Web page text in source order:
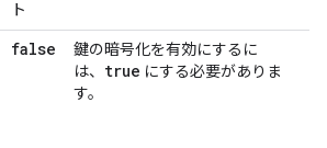
ト
false
鍵の暗号化を有効にするに
は、 true にする必要がありま
す。